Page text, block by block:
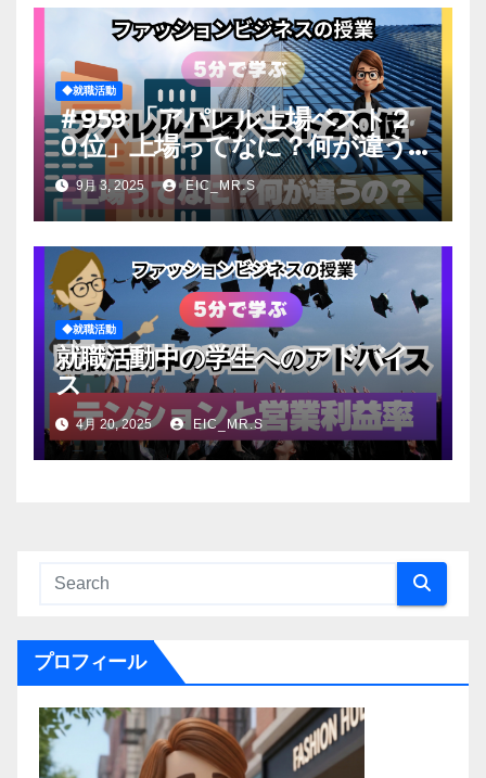
◆就職活動
＃959 「アパレル上場ベスト２
０位」上場ってなに？何が違う
の？
9月 3, 2025 EIC_MR.S
◆就職活動
就職活動中の学生へのアドバイ
ス
4月 20, 2025 EIC_MR.S
プロフィール